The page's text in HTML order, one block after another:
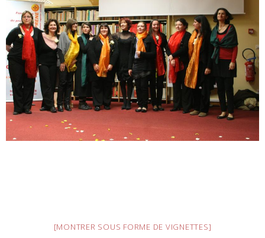
[MONTRER SOUS FORME DE VIGNETTES]